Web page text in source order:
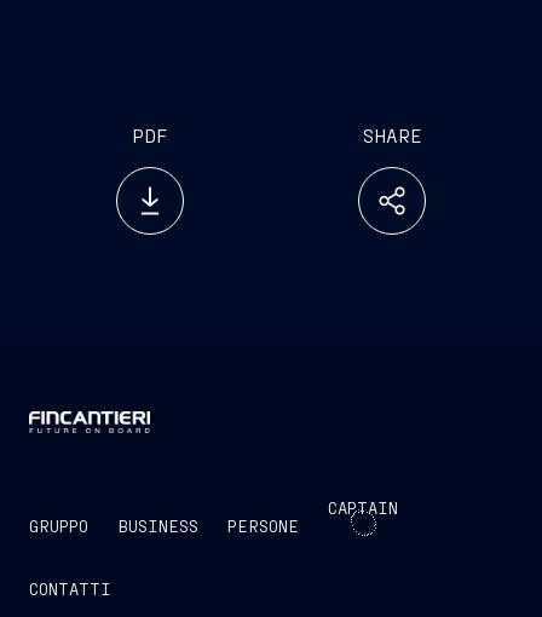
PDF SHARE
GRUPPO BUSINESS PERSONE
CAPTAIN
CONTATTI